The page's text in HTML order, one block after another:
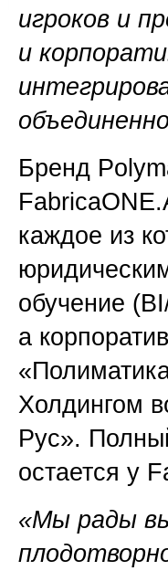
игроков и
и
Бренд
каждое из
обучение
а
Холдингом
Рус».
остается у
«Мы рады